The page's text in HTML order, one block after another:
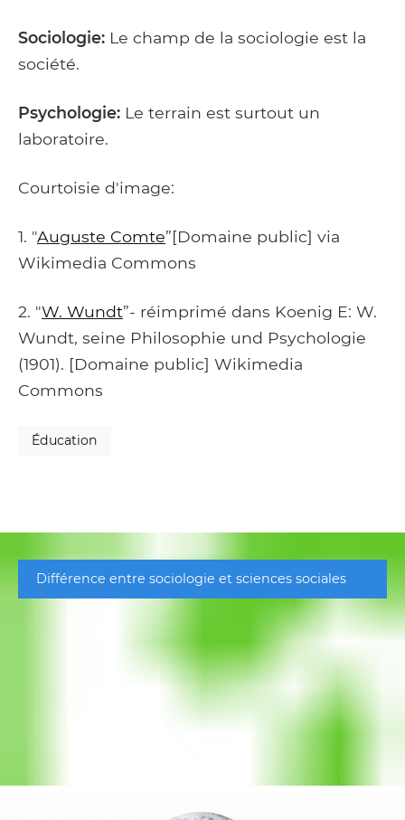
Sociologie: Le champ de la sociologie est la
société.
Psychologie: Le terrain est surtout un
laboratoire.
Courtoisie d'image:
1. "Auguste Comte”[Domaine public] via
Wikimedia Commons
2. "W. Wundt”- réimprimé dans Koenig E: W.
Wundt, seine Philosophie und Psychologie
(1901). [Domaine public] Wikimedia
Commons
Éducation
Différence entre sociologie et sciences sociales